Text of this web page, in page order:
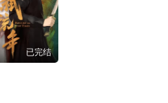
已完结